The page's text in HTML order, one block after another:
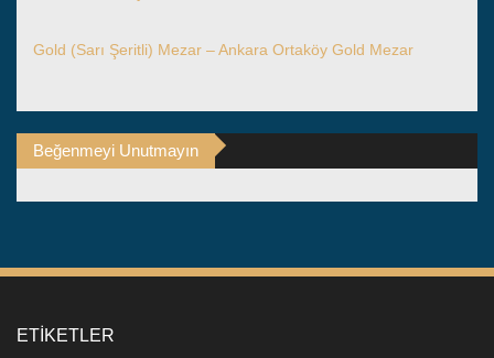
Gold (Sarı Şeritli) Mezar – Ankara Ortaköy Gold Mezar
Beğenmeyi Unutmayın
ETIKETLER